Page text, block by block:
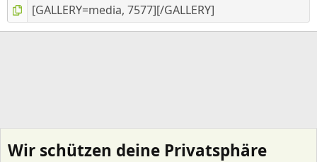
Wir schützen deine Privatsphäre